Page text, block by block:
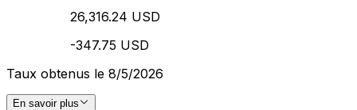
26,316.24 USD
-347.75 USD
Taux obtenus le 8/5/2026
En savoir plus